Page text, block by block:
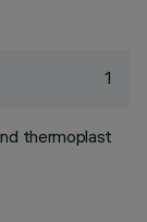
1
thermoplast